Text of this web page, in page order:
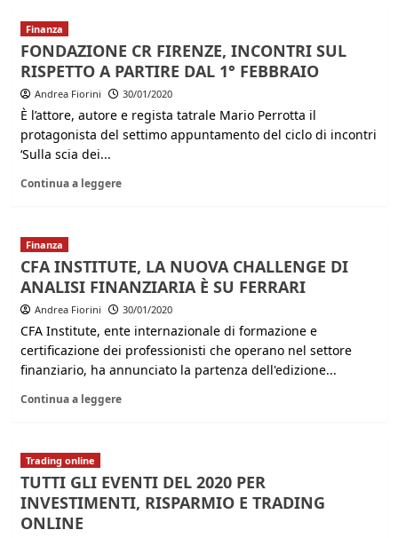
Finanza
FONDAZIONE CR FIRENZE, INCONTRI SUL
RISPETTO A PARTIRE DAL 1° FEBBRAIO
Andrea Fiorini 30/01/2020
È l’attore, autore e regista tatrale Mario Perrotta il
protagonista del settimo appuntamento del ciclo di incontri
‘Sulla scia dei...
Continua a leggere
Finanza
CFA INSTITUTE, LA NUOVA CHALLENGE DI
ANALISI FINANZIARIA È SU FERRARI
Andrea Fiorini 30/01/2020
CFA Institute, ente internazionale di formazione e
certificazione dei professionisti che operano nel settore
finanziario, ha annunciato la partenza dell'edizione...
Continua a leggere
Trading online
TUTTI GLI EVENTI DEL 2020 PER
INVESTIMENTI, RISPARMIO E TRADING
ONLINE